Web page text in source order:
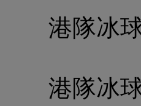
港隊冰
港隊冰